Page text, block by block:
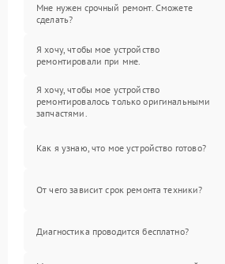
Мне нужен срочный ремонт. Сможете
сделать?
Я хочу, чтобы мое устройство
ремонтировали при мне.
Я хочу, чтобы мое устройство
ремонтировалось только оригинальными
запчастями.
Как я узнаю, что мое устройство готово?
От чего зависит срок ремонта техники?
Диагностика проводится бесплатно?